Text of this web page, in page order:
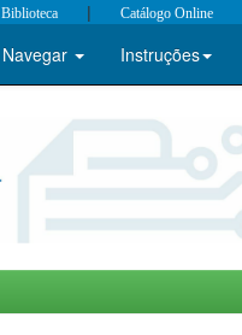
Biblioteca | Catálogo Online
Navegar Instruções